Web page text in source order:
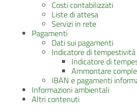
Costi contabilizzati
Liste di attesa
Servizi in rete
Pagamenti
Dati sui pagamenti
Indicatore di
Indicatore di
Ammontare
IBAN e pagamenti
Informazioni ambientali
Altri contenuti